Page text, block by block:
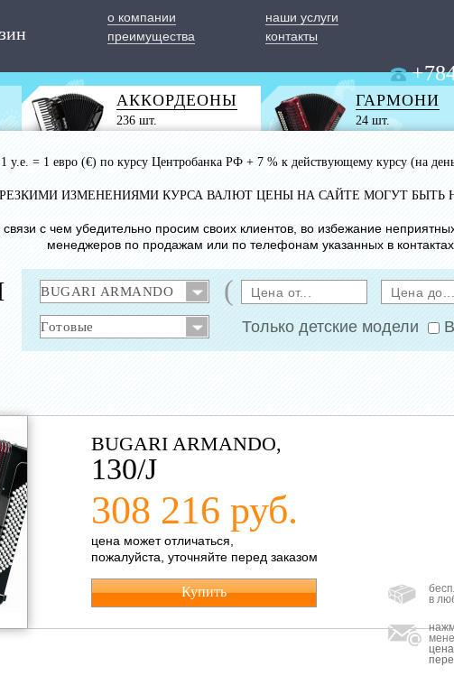
о компании
наши услуги
преимущества
контакты
АККОРДЕОНЫ
236 шт.
ГАРМОНИ
24 шт.
1 у.е. = 1 евро (€) по курсу Центробанка РФ + 7 % к действующему курсу (на
РЕЗКИМИ ИЗМЕНЕНИЯМИ КУРСА ВАЛЮТ ЦЕНЫ НА САЙТЕ МОГУТ БЫТЬ
с чем убедительно просим своих клиентов, во избежание
менеджеров по продажам или по телефонам указанных в
(
Только детские модели
BUGARI ARMANDO,
130/J
308 216 руб.
цена может отличаться,
пожалуйста, уточняйте перед заказом
Купить
в